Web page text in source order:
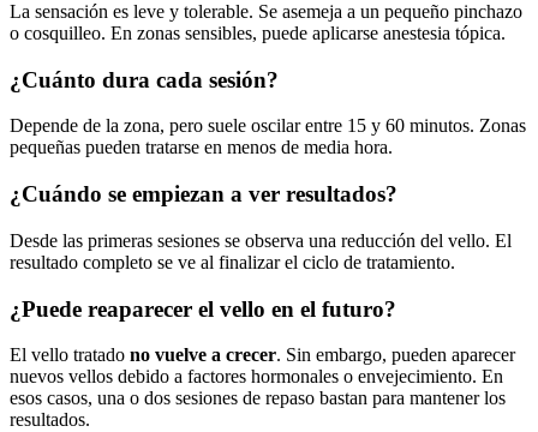
La sensación es leve y tolerable. Se asemeja a un pequeño pinchazo
o cosquilleo. En zonas sensibles, puede aplicarse anestesia tópica.
¿Cuánto dura cada sesión?
Depende de la zona, pero suele oscilar entre 15 y 60 minutos. Zonas
pequeñas pueden tratarse en menos de media hora.
¿Cuándo se empiezan a ver resultados?
Desde las primeras sesiones se observa una reducción del vello. El
resultado completo se ve al finalizar el ciclo de tratamiento.
¿Puede reaparecer el vello en el futuro?
El vello tratado no vuelve a crecer. Sin embargo, pueden aparecer
nuevos vellos debido a factores hormonales o envejecimiento. En
esos casos, una o dos sesiones de repaso bastan para mantener los
resultados.